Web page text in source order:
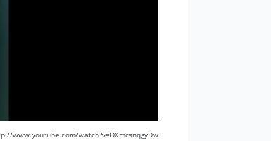
www.youtube.com/watch?v=DXmcsnqgyDw